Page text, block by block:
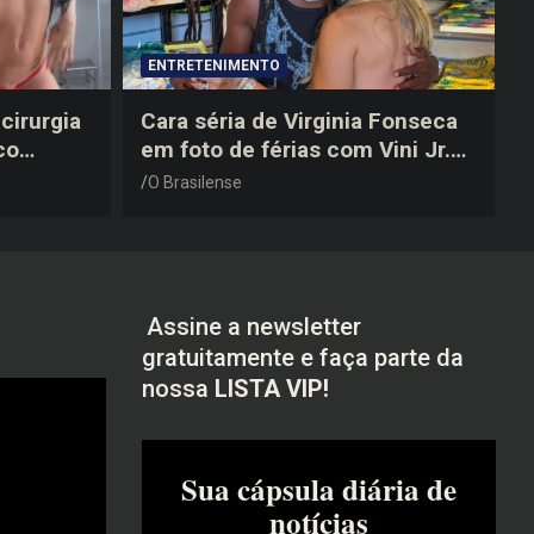
a
ENTRETENIMENTO
Cara séria de Virginia Fonseca
em foto de férias com Vini Jr.
vira piada na web: “Não
O Brasilense
Assine a newsletter
gratuitamente e faça parte da
nossa LISTA VIP!
Sua cápsula diária de
notícias